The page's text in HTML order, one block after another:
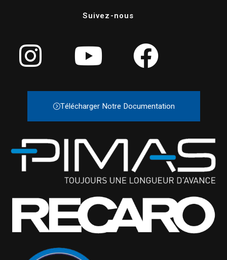
Suivez-nous
Télécharger Notre Documentation